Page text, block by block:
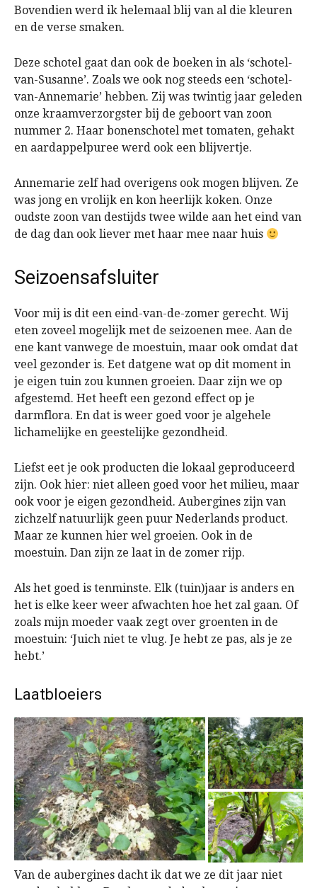
Bovendien werd ik helemaal blij van al die kleuren
en de verse smaken.
Deze schotel gaat dan ook de boeken in als ‘schotel-
van-Susanne’. Zoals we ook nog steeds een ‘schotel-
van-Annemarie’ hebben. Zij was twintig jaar geleden
onze kraamverzorgster bij de geboort van zoon
nummer 2. Haar bonenschotel met tomaten, gehakt
en aardappelpuree werd ook een blijvertje.
Annemarie zelf had overigens ook mogen blijven. Ze
was jong en vrolijk en kon heerlijk koken. Onze
oudste zoon van destijds twee wilde aan het eind van
de dag dan ook liever met haar mee naar huis
Seizoensafsluiter
Voor mij is dit een eind-van-de-zomer gerecht. Wij
eten zoveel mogelijk met de seizoenen mee. Aan de
ene kant vanwege de moestuin, maar ook omdat dat
veel gezonder is. Eet datgene wat op dit moment in
je eigen tuin zou kunnen groeien. Daar zijn we op
afgestemd. Het heeft een gezond effect op je
darmflora. En dat is weer goed voor je algehele
lichamelijke en geestelijke gezondheid.
Liefst eet je ook producten die lokaal geproduceerd
zijn. Ook hier: niet alleen goed voor het milieu, maar
ook voor je eigen gezondheid. Aubergines zijn van
zichzelf natuurlijk geen puur Nederlands product.
Maar ze kunnen hier wel groeien. Ook in de
moestuin. Dan zijn ze laat in de zomer rijp.
Als het goed is tenminste. Elk (tuin)jaar is anders en
het is elke keer weer afwachten hoe het zal gaan. Of
zoals mijn moeder vaak zegt over groenten in de
moestuin: ‘Juich niet te vlug. Je hebt ze pas, als je ze
hebt.’
Laatbloeiers
Van de aubergines dacht ik dat we ze dit jaar niet